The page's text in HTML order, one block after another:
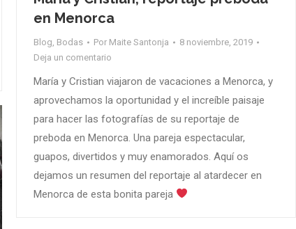
en Menorca
Blog Bodas Por Maite Santonja
8 noviembre, 2019
Deja un comentario
María y Cristian viajaron de vacaciones a Menorca, y
aprovechamos la oportunidad y el increíble paisaje
para hacer las fotografías de su reportaje de
preboda en Menorca. Una pareja espectacular,
guapos, divertidos y muy enamorados. Aquí os
dejamos un resumen del reportaje al atardecer en
Menorca de esta bonita pareja